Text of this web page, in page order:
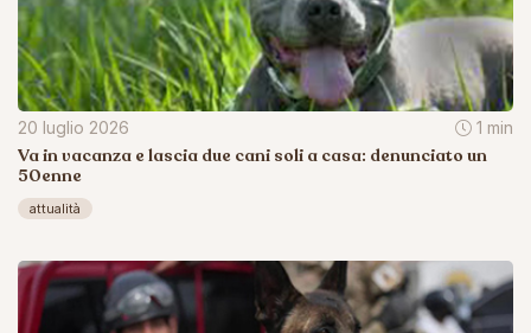
20 luglio 2026 1 min
Va in vacanza e lascia due cani soli a casa: denunciato un
50enne
attualità